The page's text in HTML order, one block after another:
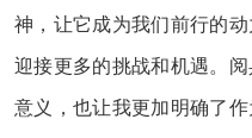
神，让它成为我们前行的
迎接更多的挑战和机遇。
意义，也让我更加明确了